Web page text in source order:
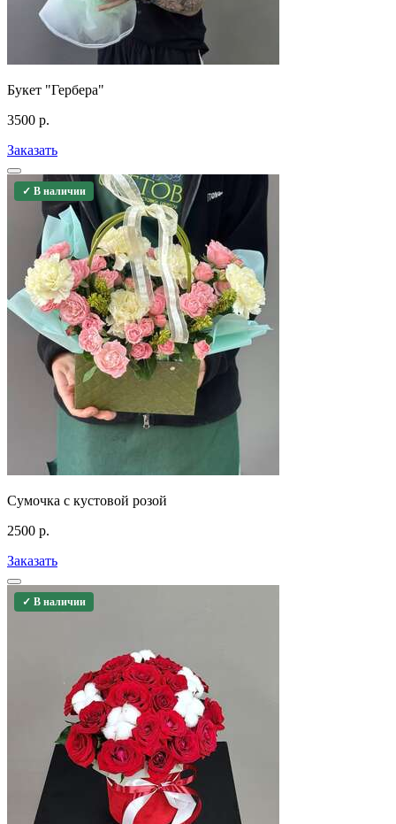
Букет "Гербера"
3500 р.
Заказать
✓ В наличии
Сумочка с кустовой розой
2500 р.
Заказать
✓ В наличии